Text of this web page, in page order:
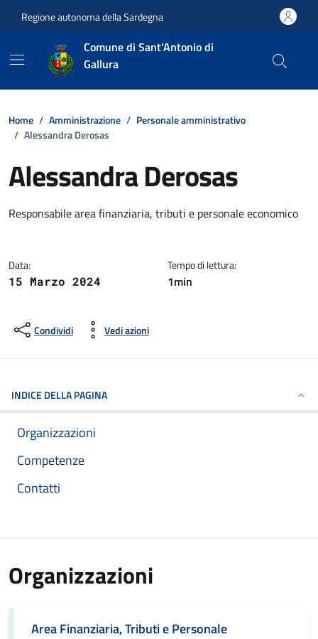
Regione autonoma della Sardegna
Comune di Sant'Antonio di
Gallura
Home Amministrazione
Personale amministrativo
Alessandra Derosas
Alessandra Derosas
Dettagli della notizia
Responsabile area finanziaria, tributi e personale economico
Data:
15 Marzo 2024
Tempo di lettura:
1min
Condividi Vedi azioni
INDICE DELLA PAGINA
Organizzazioni
Competenze
Contatti
Organizzazioni
Area Finanziaria, Tributi e Personale